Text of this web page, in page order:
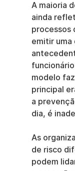
A maioria
ainda
processos
emitir
modelo
principal
a
dia, é
As
de risco
podem